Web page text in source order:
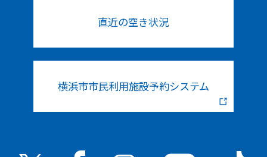
直近の空き状況
横浜市市民利用施設予約システム